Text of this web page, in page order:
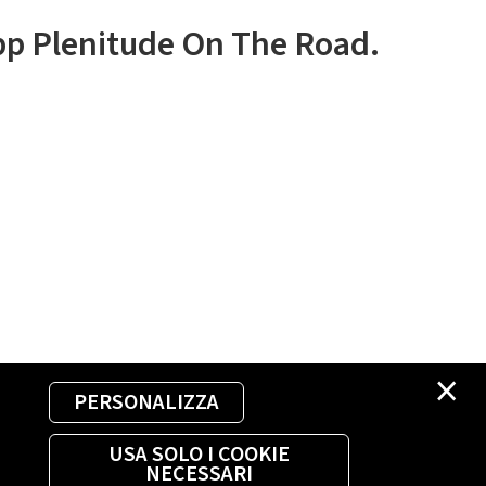
×
PERSONALIZZA
USA SOLO I COOKIE
NECESSARI
Plenitude On The Road.